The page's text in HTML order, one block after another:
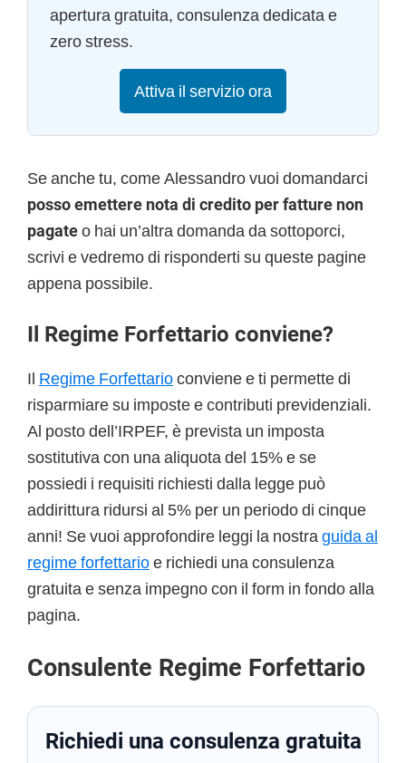
apertura gratuita, consulenza dedicata e
zero stress.
Attiva il servizio ora
Se anche tu, come Alessandro vuoi domandarci
posso emettere nota di credito per fatture non
pagateo hai un’altra domanda da sottoporci,
scrivi e vedremo di risponderti su queste pagine
appena possibile.
Il Regime Forfettario conviene?
Il Regime Forfettarioconviene e ti permette di
risparmiare su imposte e contributi previdenziali.
Al posto dell’IRPEF, è prevista un imposta
sostitutiva con una aliquota del 15% e se
possiedi i requisiti richiesti dalla legge può
addirittura ridursi al 5% per un periodo di cinque
anni! Se vuoi approfondire leggi la nostra guida al
regime forfettarioe richiedi una consulenza
gratuita e senza impegno con il form in fondo alla
pagina.
Consulente Regime Forfettario
Richiedi una consulenza gratuita